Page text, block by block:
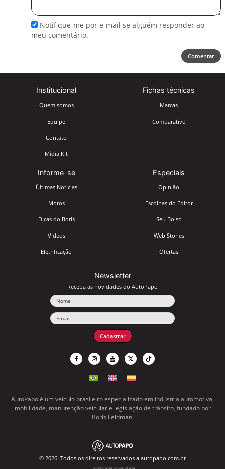
Notifique-me por e-mail se alguém responder ao
meu comentário.
Comentar
Institucional
Quem somos
Equipe
Contato
Mídia Kit
Fichas técnicas
Marcas
Comparativo
Informe-se
Últimas Notícias
Motos
Dicas do Boris
Vídeos
Eletrificação
Especiais
Opinião
Escolhas do Editor
Seu Bolso
Web Stories
Ofertas
Newsletter
Receba as novidades do AutoPapo
Cadastrar
AutoPapo é um veículo brasileiro especializado em indústria automotiva,
mobilidade, manutenção veicular e legislação de trânsito, fundado por
Boris Feldman.
© 2026. Todos os direitos reservados a autopapo.com.br